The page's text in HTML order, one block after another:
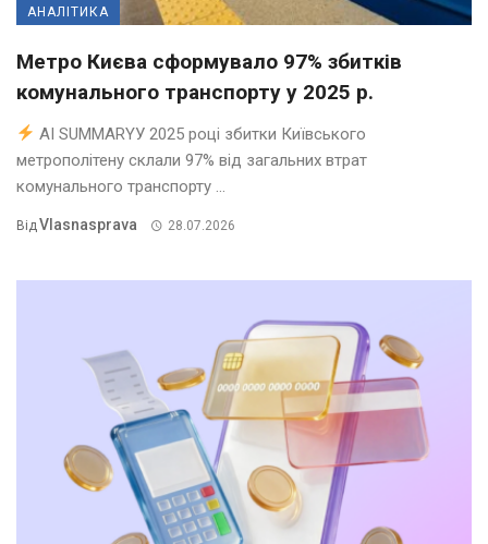
АНАЛІТИКА
Метро Києва сформувало 97% збитків
комунального транспорту у 2025 р.
AI SUMMARYУ 2025 році збитки Київського
метрополітену склали 97% від загальних втрат
комунального транспорту ...
ВідVlasnasprava 28.07.2026